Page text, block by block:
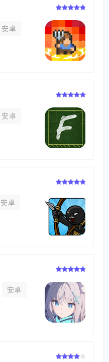
安卓
安卓
安卓
安卓